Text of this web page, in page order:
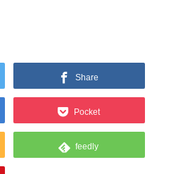
Share
Pocket
feedly